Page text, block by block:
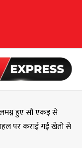
हुए सौ एकड़ से
पर कराई गई खेतो से